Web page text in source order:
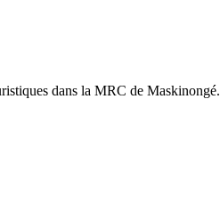
dans la MRC de Maskinongé.